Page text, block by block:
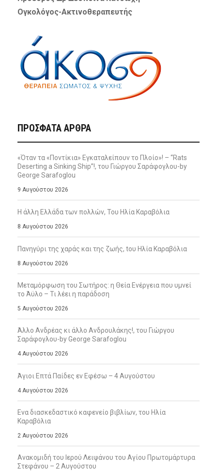
Ογκολόγος-Ακτινοθεραπευτής
ΠΡΌΣΦΑΤΑ ΆΡΘΡΑ
«Όταν τα «Ποντίκια» Εγκαταλείπουν το Πλοίο»! – “Rats
Deserting a Sinking Ship”!, του Γιώργου Σαράφογλου-by
George Sarafoglou
9 Αυγούστου 2026
Η άλλη Ελλάδα των πολλών, Του Ηλία Καραβόλια
8 Αυγούστου 2026
Πανηγύρι της χαράς και της ζωής, tου Ηλία Καραβόλια
8 Αυγούστου 2026
Μεταμόρφωση του Σωτήρος: η Θεία Ενέργεια που υμνεί
το Άϋλο – Τι λέει η παράδοση
5 Αυγούστου 2026
Άλλο Ανδρέας κι άλλο Ανδρουλάκης!, του Γιώργου
Σαράφογλου-by George Sarafoglou
4 Αυγούστου 2026
Άγιοι Επτά Παίδες εν Εφέσω – 4 Αυγούστου
4 Αυγούστου 2026
Ενα διασκεδαστικό καφενείο βιβλίων, του Ηλία
Καραβόλια
2 Αυγούστου 2026
Ανακομιδή του Ιερού Λειψάνου του Αγίου Πρωτομάρτυρα
Στεφάνου – 2 Αυγούστου